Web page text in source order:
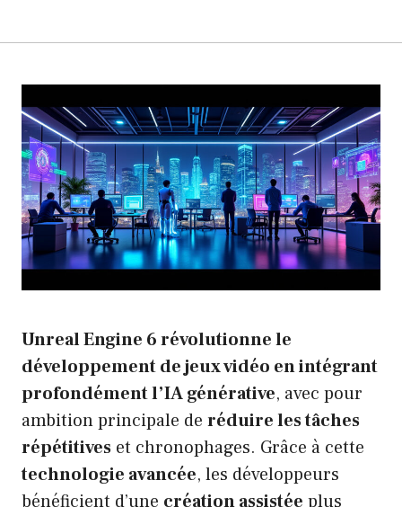
Unreal Engine 6 révolutionne le
développement de jeux vidéo en intégrant
profondément l’IA générative, avec pour
ambition principale de réduire les tâches
répétitives et chronophages. Grâce à cette
technologie avancée, les développeurs
bénéficient d’une création assistée plus